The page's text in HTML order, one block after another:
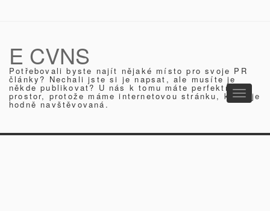
E CVNS
Potřebovali byste najít nějaké místo pro svoje PR
články? Nechali jste si je napsat, ale musíte je
někde publikovat? U nás k tomu máte perfektní
prostor, protože máme internetovou stránku, která je
hodně navštěvovaná.
Toggle